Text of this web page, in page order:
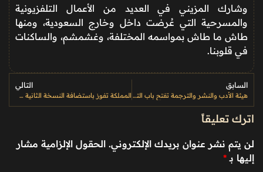
وشارك المزيني في العديد من الأعمال التلفزيونية
والمسرحية التي عُرضت داخل وخارج السعودية، ومنها
طاش ما طاش بمواسمه المختلفة، وغشمشم، والساكنات
في قلوبنا.
السابق
هيئة الأدب والنشر والترجمة تفتح باب التسجيل في برنامج “المترجم المعتمد”
التالي
المملكة تفوز باستضافة النسخة الثانية من مسابقة “إنترفيجن” العالمية للموسيقى في 2026
اترك تعليقاً
لن يتم نشر عنوان بريدك الإلكتروني. الحقول الإلزامية مشار
إليها بـ *